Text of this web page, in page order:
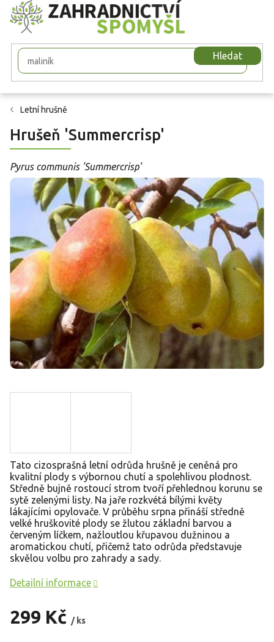
Přejít
na
obsah
Hledat
Letní hrušně
Hrušeň 'Summercrisp'
Pyrus communis 'Summercrisp'
299 Kč / ks
Tato cizosprašná letní odrůda hrušně je ceněná pro
kvalitní plody s výbornou chutí a spolehlivou plodnost.
Středně bujně rostoucí strom tvoří přehlednou korunu se
sytě zelenými listy. Na jaře rozkvétá bílými květy
lákajícími opylovače. V průběhu srpna přináší středně
velké hruškovité plody se žlutou základní barvou a
červeným líčkem, nažloutlou křupavou dužninou a
aromatickou chutí, přičemž tato odrůda představuje
skvělou volbu pro zahrady a sady.
Detailní informace